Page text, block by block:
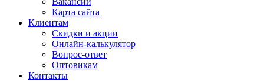
Карта сайта
Клиентам
Скидки и акции
Онлайн-калькулятор
Вопрос-ответ
Оптовикам
Контакты